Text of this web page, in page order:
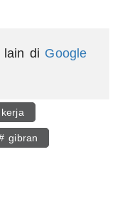
lain di Google
gibran